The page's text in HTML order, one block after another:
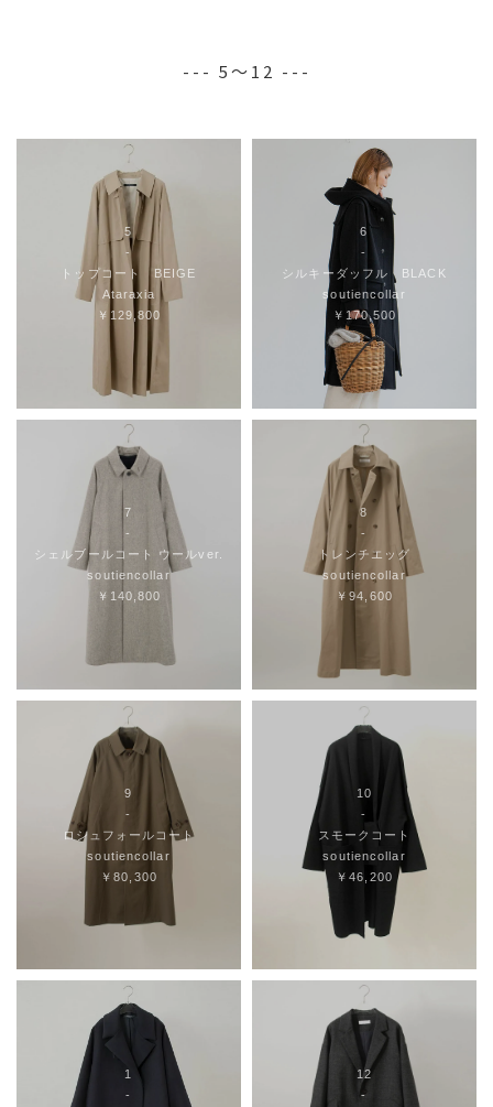
--- 5～12 ---
5
-
トップコート BEIGE
Ataraxia
￥129,800
6
-
シルキーダッフル BLACK
soutiencollar
￥170,500
7
-
シェルブールコート ウールver.
soutiencollar
￥140,800
8
-
トレンチエッグ
soutiencollar
￥94,600
9
-
ロシュフォールコート
soutiencollar
￥80,300
10
-
スモークコート
soutiencollar
￥46,200
1
-
12
-